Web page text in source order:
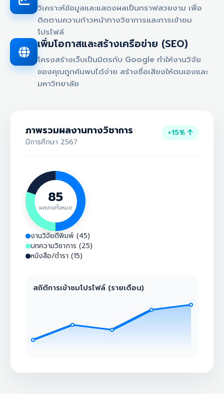
วิเคราะห์ข้อมูลและแสดงผลเป็นกราฟสวยงาม เพื่อ
ติดตามความก้าวหน้าทางวิชาการและการเข้าชม
โปรไฟล์
เพิ่มโอกาสและสร้างเครือข่าย (SEO)
โครงสร้างเว็บเป็นมิตรกับ Google ทำให้งานวิจัย
ของคุณถูกค้นพบได้ง่าย สร้างชื่อเสียงให้ตนเองและ
มหาวิทยาลัย
ภาพรวมผลงานทางวิชาการ
ปีการศึกษา 2567
+15%
85
ผลงานทั้งหมด
งานวิจัยตีพิมพ์ (45)
บทความวิชาการ (25)
หนังสือ/ตำรา (15)
สถิติการเข้าชมโปรไฟล์ (รายเดือน)